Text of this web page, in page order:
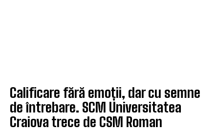
Calificare fără emoții, dar cu semne
de întrebare. SCM Universitatea
Craiova trece de CSM Roman